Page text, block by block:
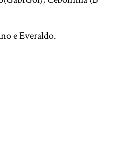
e Everaldo.